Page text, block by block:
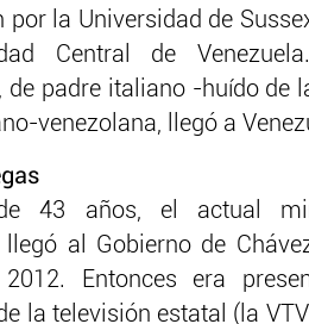
por la Universidad de
Central de
de padre italiano -huído de
venezolana, llegó a
43 años, el actual
llegó al Gobierno de
Entonces era
la televisión estatal (la